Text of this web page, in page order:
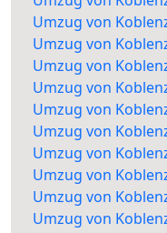
Umzug von
Umzug von
Umzug von
Umzug von
Umzug von
Umzug von
Umzug von
Umzug von
Umzug von
Umzug von